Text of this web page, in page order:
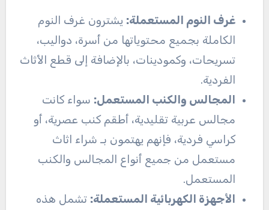
غرف النوم المستعملة: يشترون غرف النوم
الكاملة بجميع محتوياتها من أسرة، دواليب،
تسريحات، وكمودينات، بالإضافة إلى قطع الأثاث
الفردية.
المجالس والكنب المستعمل: سواء كانت
مجالس عربية تقليدية، أطقم كنب عصرية، أو
كراسي فردية، فإنهم يهتمون بـ شراء اثاث
مستعمل من جميع أنواع المجالس والكنب
المستعمل.
الأجهزة الكهربائية المستعملة: تشمل هذه